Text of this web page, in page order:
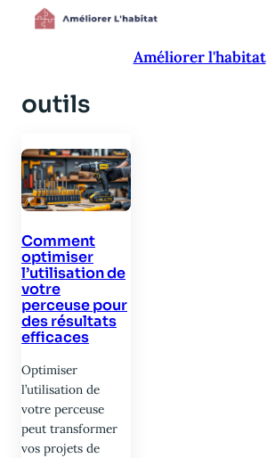
Aller
Améliorer l'habitat
outils
Comment
optimiser
l’utilisation de
votre
perceuse pour
des résultats
efficaces
Optimiser
l’utilisation de
votre perceuse
peut transformer
vos projets de